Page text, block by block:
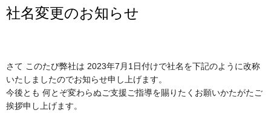
社名変更のお知らせ
さて このたび弊社は 2023年7月1日付けで社名を下記のように改称
いたしましたのでお知らせ申し上げます。
今後とも 何とぞ変わらぬご支援ご指導を賜りたくお願いかたがたご
挨拶申し上げます。